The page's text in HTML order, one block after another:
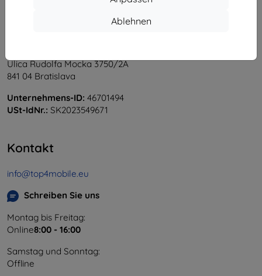
Ablehnen
Ulica Rudolfa Mocka 3750/2A
841 04 Bratislava
Unternehmens-ID: 46701494
USt-IdNr.: SK2023549671
Kontakt
info@top4mobile.eu
Schreiben Sie uns
Montag bis Freitag:
Online8:00 - 16:00
Samstag und Sonntag:
Offline